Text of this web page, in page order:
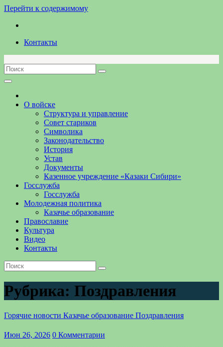
Перейти к содержимому
Контакты
О войске
Структура и управление
Совет стариков
Символика
Законодательство
История
Устав
Документы
Казенное учреждение «Казаки Сибири»
Госслужба
Госслужба
Молодежная политика
Казачье образование
Православие
Культура
Видео
Контакты
Рубрика: Поздравления
Горячие новости Казачье образование Поздравления
Июн 26, 2026 0 Комментарии